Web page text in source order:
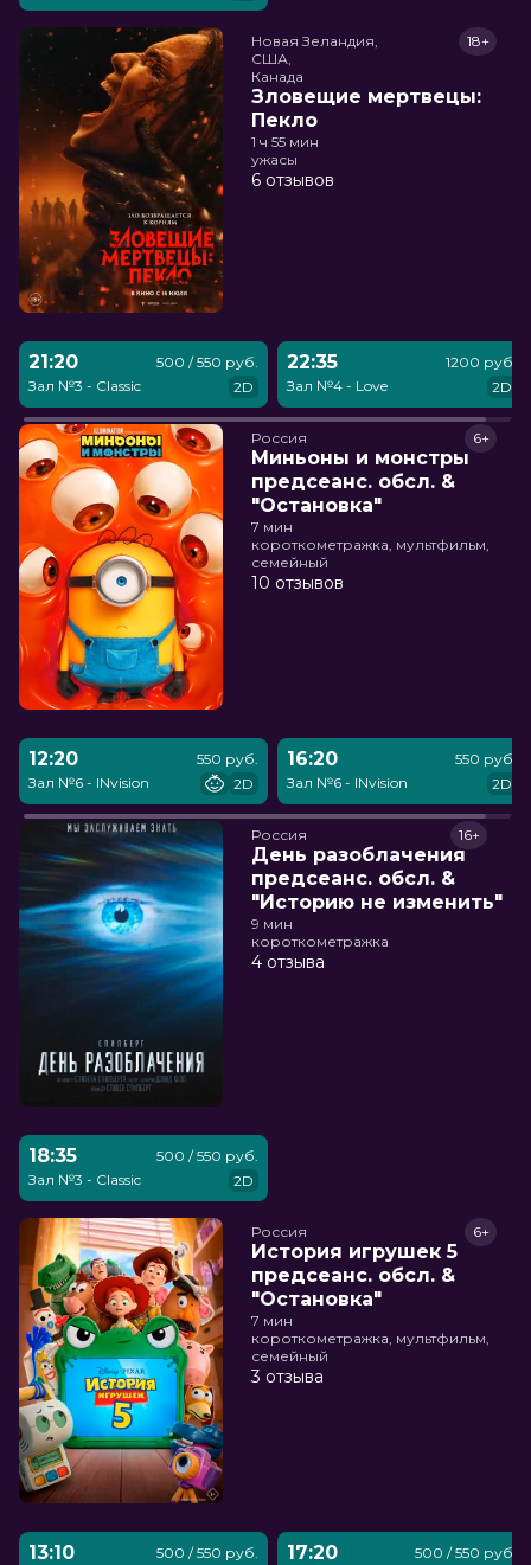
Новая Зеландия,
США,
Канада
Зловещие мертвецы:
Пекло
18+
1 ч 55 мин
ужасы
6 отзывов
21:20
Зал №3 - Classic
500 / 550 руб.
2D
22:35
Зал №4 - Love
1200 руб.
2D
Россия
Миньоны и монстры
предсеанс. обсл. &
"Остановка"
6+
7 мин
короткометражка, мультфильм,
семейный
10 отзывов
12:20
Зал №6 - INvision
550 руб.
2D
16:20
Зал №6 - INvision
550 руб.
2D
Россия
День разоблачения
предсеанс. обсл. &
"Историю не изменить"
16+
9 мин
короткометражка
4 отзыва
18:35
Зал №3 - Classic
500 / 550 руб.
2D
Россия
История игрушек 5
предсеанс. обсл. &
"Остановка"
6+
7 мин
короткометражка, мультфильм,
семейный
3 отзыва
13:10 500 / 550 руб. 17:20 500 / 550 руб.